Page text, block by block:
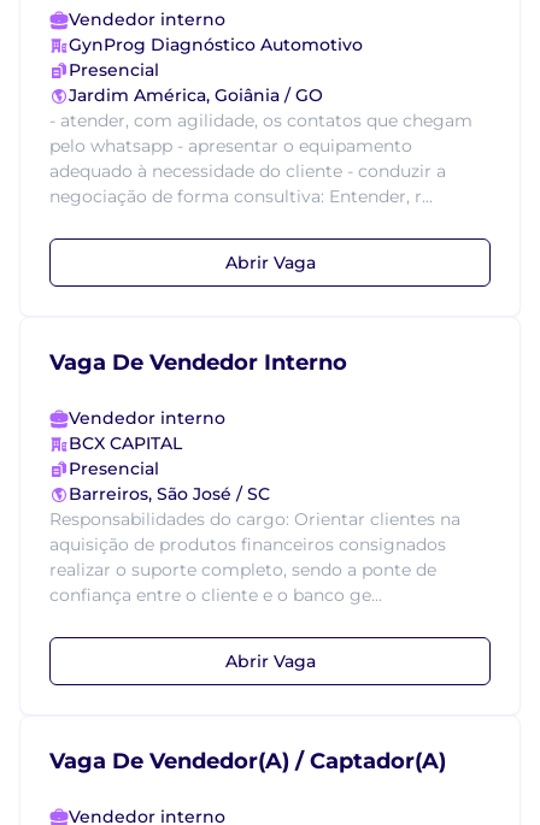
Vendedor interno
GynProg Diagnóstico Automotivo
Presencial
Jardim América, Goiânia / GO
- atender, com agilidade, os contatos que chegam
pelo whatsapp - apresentar o equipamento
adequado à necessidade do cliente - conduzir a
negociação de forma consultiva: Entender, r...
Abrir Vaga
Vaga De Vendedor Interno
Vendedor interno
BCX CAPITAL
Presencial
Barreiros, São José / SC
Responsabilidades do cargo: Orientar clientes na
aquisição de produtos financeiros consignados
realizar o suporte completo, sendo a ponte de
confiança entre o cliente e o banco ge...
Abrir Vaga
Vaga De Vendedor(A) / Captador(A)
Vendedor interno